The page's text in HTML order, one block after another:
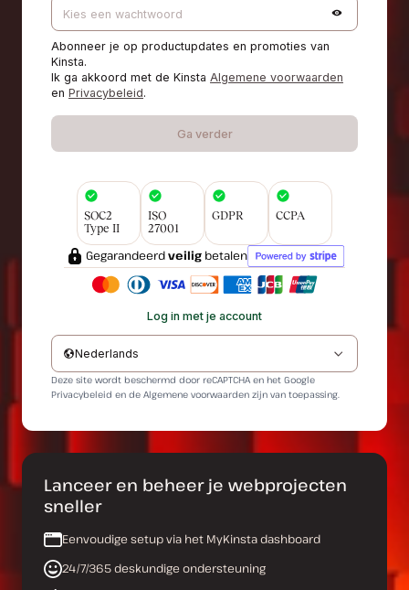
Abonneer je op productupdates en promoties van
Kinsta.
Ik ga akkoord met de Kinsta Algemene voorwaarden
en Privacybeleid.
Ga verder
SOC2
Type II
ISO
27001
GDPR CCPA
Gegarandeerdveilig betalen
Log in met je account
Nederlands
Deze site wordt beschermd door reCAPTCHA en het Google
Privacybeleid en de Algemene voorwaarden zijn van toepassing.
Lanceer en beheer je webprojecten
sneller
Eenvoudige setup via het MyKinsta dashboard
24/7/365 deskundige ondersteuning